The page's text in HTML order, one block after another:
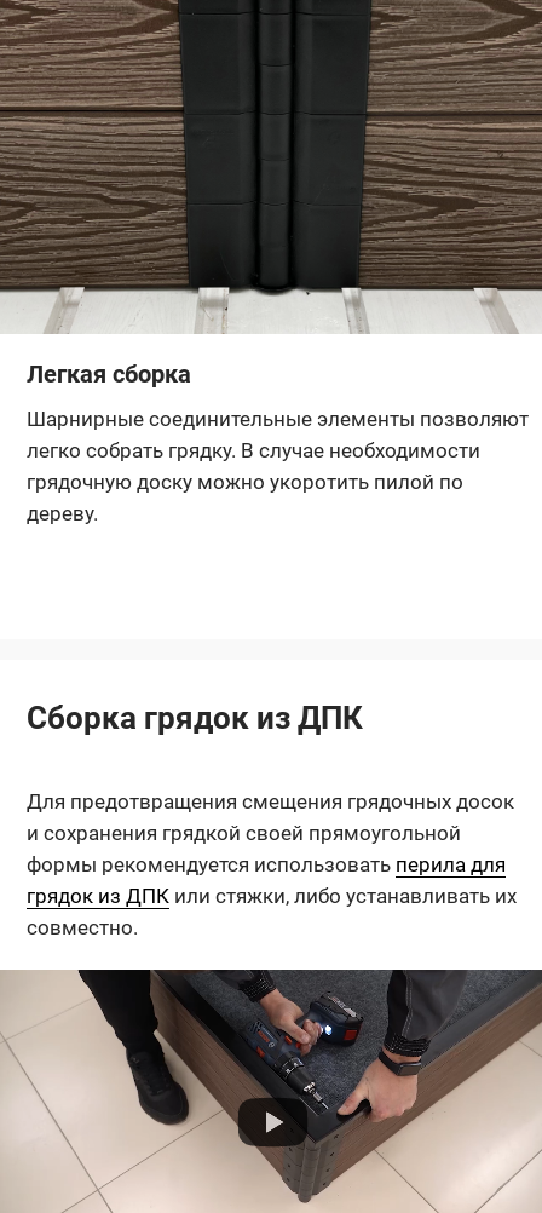
Легкая сборка
Шарнирные соединительные элементы позволяют
легко собрать грядку. В случае необходимости
грядочную доску можно укоротить пилой по
дереву.
Сборка грядок из ДПК
Для предотвращения смещения грядочных досок
и сохранения грядкой своей прямоугольной
формы рекомендуется использовать перила для
грядок из ДПКили стяжки, либо устанавливать их
совместно.